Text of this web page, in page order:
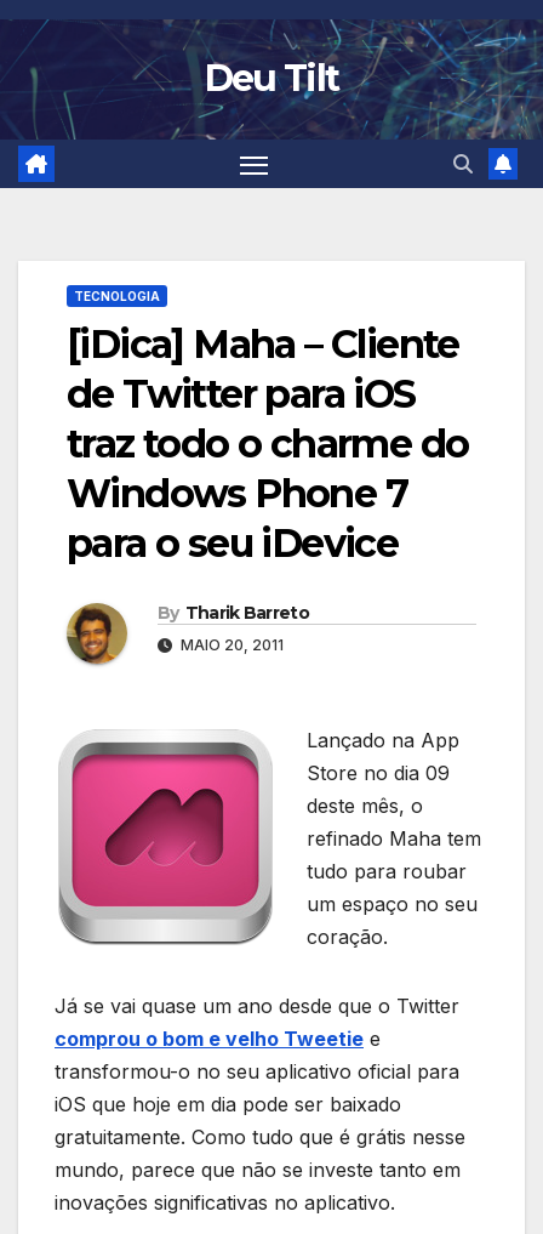
Skip
to
content
Deu Tilt
TECNOLOGIA
[iDica] Maha – Cliente
de Twitter para iOS
traz todo o charme do
Windows Phone 7
para o seu iDevice
By Tharik Barreto
MAIO 20, 2011
Lançado na App
Store no dia 09
deste mês, o
refinado Maha tem
tudo para roubar
um espaço no seu
coração.
Já se vai quase um ano desde que o Twitter
comprou o bom e velho Tweetie e
transformou-o no seu aplicativo oficial para
iOS que hoje em dia pode ser baixado
gratuitamente. Como tudo que é grátis nesse
mundo, parece que não se investe tanto em
inovações significativas no aplicativo.